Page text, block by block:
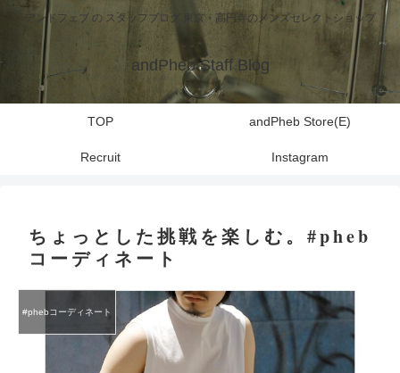
アンドフェブ の スタッフブログ 東京・高円寺のメンズセレクトショップ
andPheb Staff Blog
TOP andPheb Store(E)
Recruit Instagram
ちょっとした挑戦を楽しむ。#pheb
コーディネート
#phebコーディネート